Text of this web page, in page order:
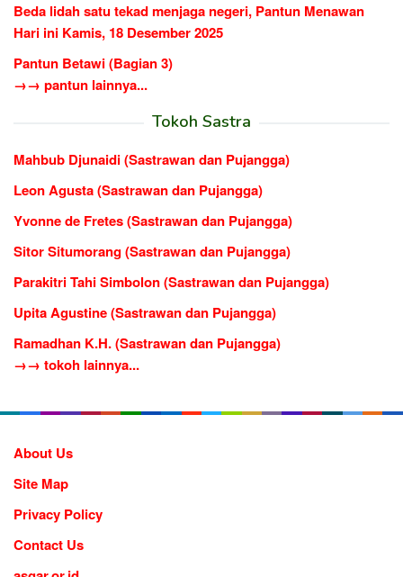
Beda lidah satu tekad menjaga negeri, Pantun Menawan
Hari ini Kamis, 18 Desember 2025
Pantun Betawi (Bagian 3)
→→ pantun lainnya...
Tokoh Sastra
Mahbub Djunaidi (Sastrawan dan Pujangga)
Leon Agusta (Sastrawan dan Pujangga)
Yvonne de Fretes (Sastrawan dan Pujangga)
Sitor Situmorang (Sastrawan dan Pujangga)
Parakitri Tahi Simbolon (Sastrawan dan Pujangga)
Upita Agustine (Sastrawan dan Pujangga)
Ramadhan K.H. (Sastrawan dan Pujangga)
→→ tokoh lainnya...
About Us
Site Map
Privacy Policy
Contact Us